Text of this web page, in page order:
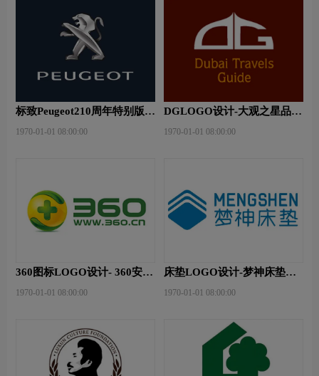
标致Peugeot210周年特别版新
1970-01-01 08:00:00
DGLOGO设计-大观之星品牌
1970-01-01 08:00:00
360图标LOGO设计- 360安全
1970-01-01 08:00:00
床垫LOGO设计-梦神床垫品
1970-01-01 08:00:00